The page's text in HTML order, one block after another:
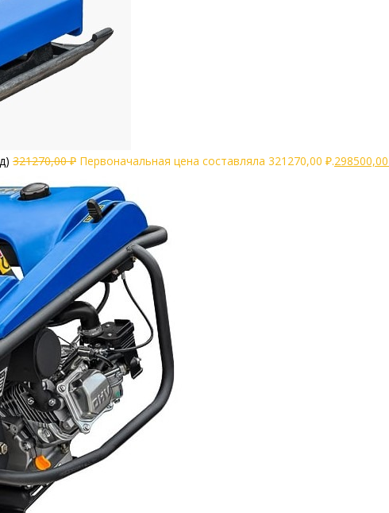
321270,00₽ Первоначальная цена составляла 321270,00 ₽.298500,00